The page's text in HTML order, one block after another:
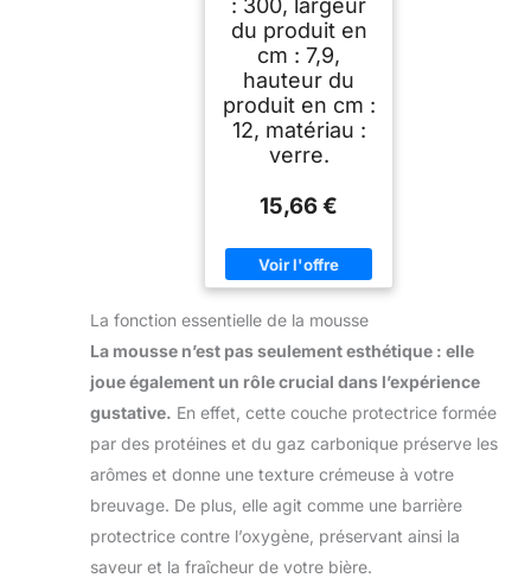
du produit en
cm : 7,9,
hauteur du
produit en cm :
12, matériau :
verre.
15,66 €
La fonction essentielle de la mousse
La mousse n’est pas seulement esthétique : elle
joue également un rôle crucial dans l’expérience
gustative. En effet, cette couche protectrice formée
par des protéines et du gaz carbonique préserve les
arômes et donne une texture crémeuse à votre
breuvage. De plus, elle agit comme une barrière
protectrice contre l’oxygène, préservant ainsi la
saveur et la fraîcheur de votre bière.